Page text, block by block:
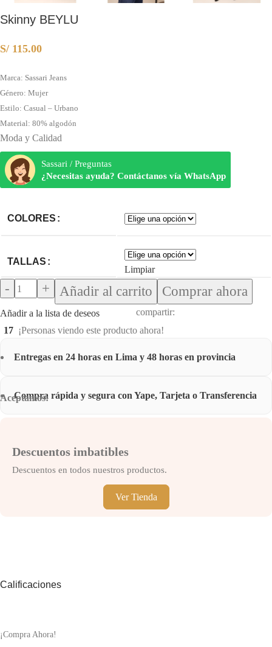
Skinny BEYLU
S/ 115.00
Marca: Sassari Jeans
Género: Mujer
Estilo: Casual – Urbano
Material: 80% algodón
Moda y Calidad
Sassari / Preguntas
¿Necesitas ayuda? Contáctanos vía WhatsApp
COLORES
TALLAS
Limpiar
Añadir al carrito Comprar ahora
Añadir a la lista de deseos
compartir:
17 ¡Personas viendo este producto ahora!
Entregas en 24 horas en Lima y 48 horas en provincia
Compra rápida y segura con Yape, Tarjeta o Transferencia
Aceptamos:
Descuentos imbatibles
Descuentos en todos nuestros productos.
Ver Tienda
Calificaciones
¡Compra Ahora!